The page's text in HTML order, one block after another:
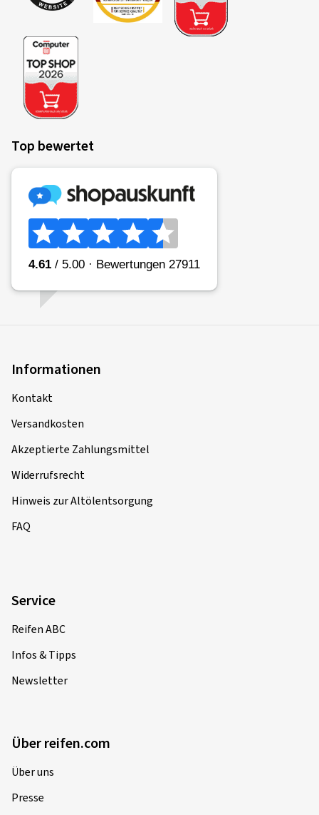
Top bewertet
Informationen
Kontakt
Versandkosten
Akzeptierte Zahlungsmittel
Widerrufsrecht
Hinweis zur Altölentsorgung
FAQ
Service
Reifen ABC
Infos & Tipps
Newsletter
Über reifen.com
Über uns
Presse